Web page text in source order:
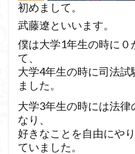
初めまして。
武藤遼といいます。
僕は大学1年生の時に０
て、
大学4年生の時に司法試
ました。
大学3年生の時には法律
なり、
好きなことを自由にや
ていました。